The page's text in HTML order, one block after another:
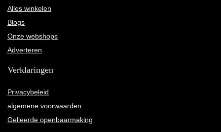
Alles winkelen
Blogs
Onze webshops
Adverteren
Verklaringen
Privacybeleid
algemene voorwaarden
Gelieerde openbaarmaking